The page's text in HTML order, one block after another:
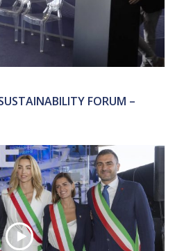
FORUM –